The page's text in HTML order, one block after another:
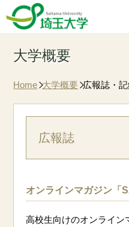
大学概要
Home 大学概要 広報誌・
広報誌
オンラインマガジン「
高校生向けのオンライン